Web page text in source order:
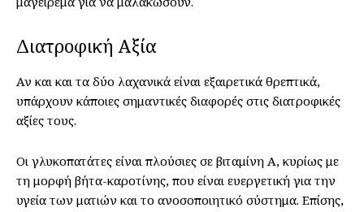
Διατροφική Αξία
Αν και και τα δύο λαχανικά είναι εξαιρετικά θρεπτικά,
υπάρχουν κάποιες σημαντικές διαφορές στις διατροφικές
αξίες τους.
Οι γλυκοπατάτες είναι πλούσιες σε βιταμίνη Α, κυρίως με
τη μορφή βήτα-καροτίνης, που είναι ευεργετική για την
υγεία των ματιών και το ανοσοποιητικό σύστημα. Επίσης,